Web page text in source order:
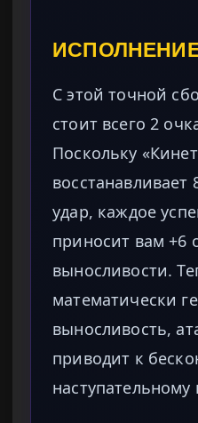
С этой точной
стоит всего 2
Поскольку
восстанавливает
удар, каждое
приносит вам +6
выносливости.
математически
выносливость,
приводит к
наступательному